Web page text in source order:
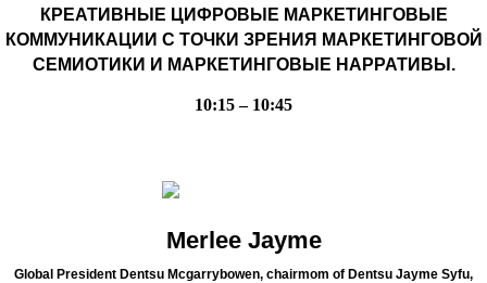
КРЕАТИВНЫЕ ЦИФРОВЫЕ МАРКЕТИНГОВЫЕ
КОММУНИКАЦИИ С ТОЧКИ ЗРЕНИЯ МАРКЕТИНГОВОЙ
СЕМИОТИКИ И МАРКЕТИНГОВЫЕ НАРРАТИВЫ.
10:15 – 10:45
Merlee Jayme
Global President Dentsu Mcgarrybowen, chairmom of Dentsu Jayme Syfu,